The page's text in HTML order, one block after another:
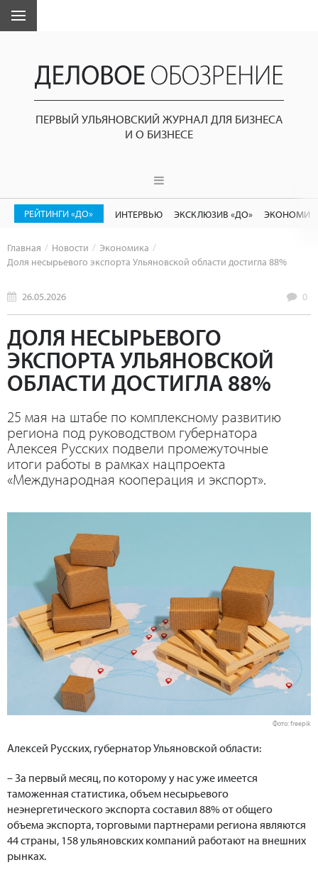
ПЕРВЫЙ УЛЬЯНОВСКИЙ ЖУРНАЛ ДЛЯ БИЗНЕСА
И О БИЗНЕСЕ
РЕЙТИНГИ «ДО» ИНТЕРВЬЮ ЭКСКЛЮЗИВ «ДО»
Главная Новости
Экономика
Доля несырьевого экспорта Ульяновской области достигла 88%
26.05.2026 0
ДОЛЯ НЕСЫРЬЕВОГО
ЭКСПОРТА УЛЬЯНОВСКОЙ
ОБЛАСТИ ДОСТИГЛА 88%
25 мая на штабе по комплексному развитию
региона под руководством губернатора
Алексея Русских подвели промежуточные
итоги работы в рамках нацпроекта
«Международная кооперация и экспорт».
Фото: freepik
Алексей Русских, губернатор Ульяновской области:
– За первый месяц, по которому у нас уже имеется
таможенная статистика, объем несырьевого
неэнергетического экспорта составил 88% от общего
объема экспорта, торговыми партнерами региона являются
44 страны, 158 ульяновских компаний работают на внешних
рынках.